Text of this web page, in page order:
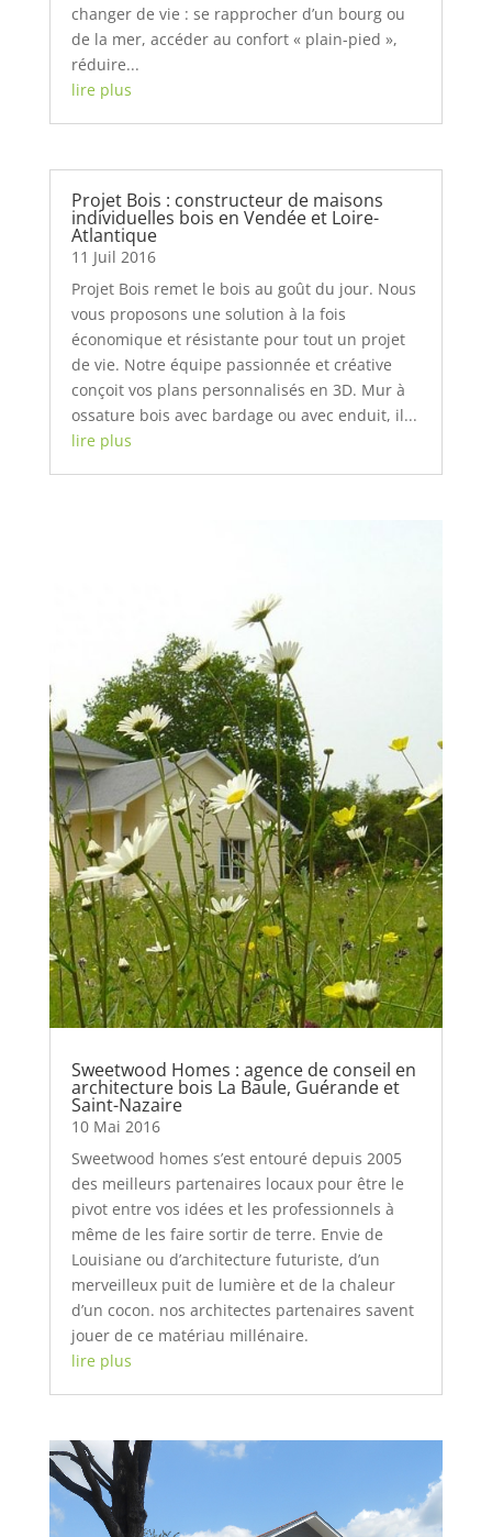
changer de vie : se rapprocher d’un bourg ou
de la mer, accéder au confort « plain-pied »,
réduire...
lire plus
Projet Bois : constructeur de maisons
individuelles bois en Vendée et Loire-
Atlantique
11 Juil 2016
Projet Bois remet le bois au goût du jour. Nous
vous proposons une solution à la fois
économique et résistante pour tout un projet
de vie. Notre équipe passionnée et créative
conçoit vos plans personnalisés en 3D. Mur à
ossature bois avec bardage ou avec enduit, il...
lire plus
Sweetwood Homes : agence de conseil en
architecture bois La Baule, Guérande et
Saint-Nazaire
10 Mai 2016
Sweetwood homes s’est entouré depuis 2005
des meilleurs partenaires locaux pour être le
pivot entre vos idées et les professionnels à
même de les faire sortir de terre. Envie de
Louisiane ou d’architecture futuriste, d’un
merveilleux puit de lumière et de la chaleur
d’un cocon. nos architectes partenaires savent
jouer de ce matériau millénaire.
lire plus